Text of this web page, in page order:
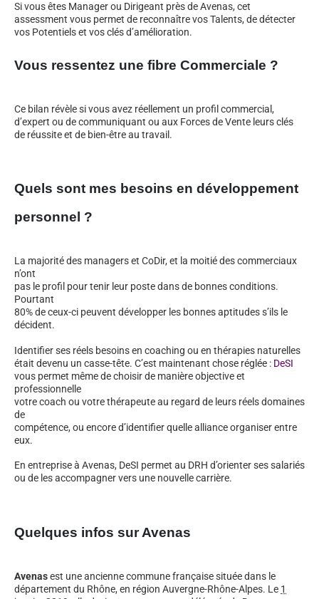
Si vous êtes Manager ou Dirigeant près de Avenas, cet
assessment vous permet de reconnaître vos Talents, de détecter
vos Potentiels et vos clés d’amélioration.
Vous ressentez une fibre Commerciale ?
Ce bilan révèle si vous avez réellement un profil commercial,
d’expert ou de communiquant ou aux Forces de Vente leurs clés
de réussite et de bien-être au travail.
Quels sont mes besoins en développement
personnel ?
La majorité des managers et CoDir, et la moitié des commerciaux
n’ont
pas le profil pour tenir leur poste dans de bonnes conditions.
Pourtant
80% de ceux-ci peuvent développer les bonnes aptitudes s’ils le
décident.
Identifier ses réels besoins en coaching ou en thérapies naturelles
était devenu un casse-tête. C’est maintenant chose réglée : DeSI
vous permet même de choisir de manière objective et
professionnelle
votre coach ou votre thérapeute au regard de leurs réels domaines
de
compétence, ou encore d’identifier quelle alliance organiser entre
eux.
En entreprise à Avenas, DeSI permet au DRH d’orienter ses salariés
ou de les accompagner vers une nouvelle carrière.
Quelques infos sur Avenas
Avenasest une ancienne commune française située dans le
département du Rhône, en région Auvergne-Rhône-Alpes. Le 1